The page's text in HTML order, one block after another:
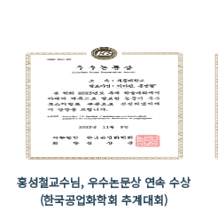
홍성철교수님, 우수논문상 연속 수상
(한국공업화학회 추계대회)